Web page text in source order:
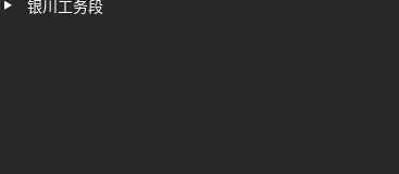
银川工务段